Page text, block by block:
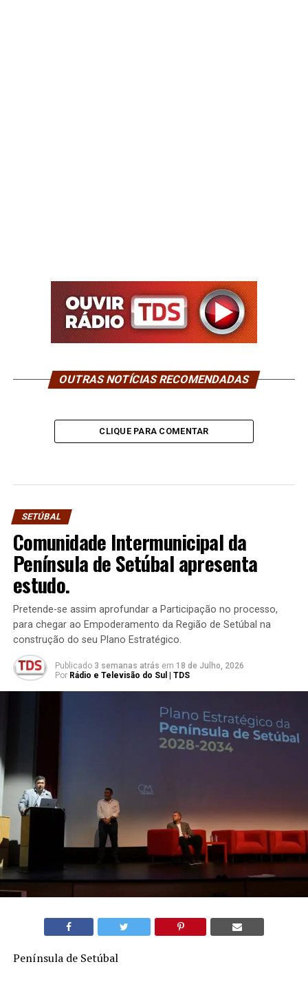
OUTRAS NOTÍCIAS RECOMENDADAS
CLIQUE PARA COMENTAR
SETÚBAL
Comunidade Intermunicipal da
Península de Setúbal apresenta
estudo.
Pretende-se assim aprofundar a Participação no processo,
para chegar ao Empoderamento da Região de Setúbal na
construção do seu Plano Estratégico.
Publicado 3 semanas atrás em 18 de Julho, 2026
Por Rádio e Televisão do Sul | TDS
Península de Setúbal